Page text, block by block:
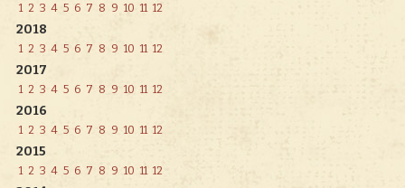
1 2 3 4 5 6 7 8 9 10 11 12
2018
1 2 3 4 5 6 7 8 9 10 11 12
2017
1 2 3 4 5 6 7 8 9 10 11 12
2016
1 2 3 4 5 6 7 8 9 10 11 12
2015
1 2 3 4 5 6 7 8 9 10 11 12